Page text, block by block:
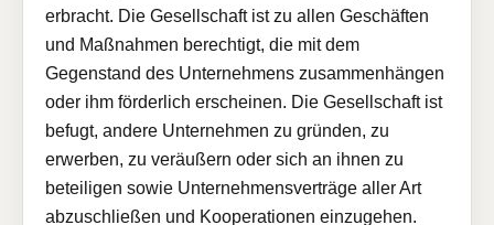
erbracht. Die Gesellschaft ist zu allen Geschäften
und Maßnahmen berechtigt, die mit dem
Gegenstand des Unternehmens zusammenhängen
oder ihm förderlich erscheinen. Die Gesellschaft ist
befugt, andere Unternehmen zu gründen, zu
erwerben, zu veräußern oder sich an ihnen zu
beteiligen sowie Unternehmensverträge aller Art
abzuschließen und Kooperationen einzugehen.